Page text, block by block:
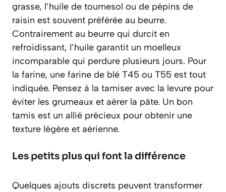
grasse, l’huile de tournesol ou de pépins de
raisin est souvent préférée au beurre.
Contrairement au beurre qui durcit en
refroidissant, l’huile garantit un moelleux
incomparable qui perdure plusieurs jours. Pour
la farine, une farine de blé T45 ou T55 est tout
indiquée. Pensez à la tamiser avec la levure pour
éviter les grumeaux et aérer la pâte. Un bon
tamis est un allié précieux pour obtenir une
texture légère et aérienne.
Les petits plus qui font la différence
Quelques ajouts discrets peuvent transformer